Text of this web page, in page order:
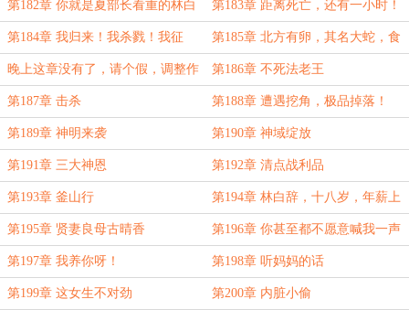
第182章 你就是夏部长看重的林白
辞？
第183章 距离死亡，还有一小时！
第184章 我归来！我杀戮！我征
服！
第185章 北方有卵，其名大蛇，食
之，得蛇骨柔身！
晚上这章没有了，请个假，调整作
息！
第186章 不死法老王
第187章 击杀 第188章 遭遇挖角，极品掉落！
第189章 神明来袭 第190章 神域绽放
第191章 三大神恩 第192章 清点战利品
第193章 釜山行 第194章 林白辞，十八岁，年薪上
亿！
第195章 贤妻良母古晴香 第196章 你甚至都不愿意喊我一声
辅导员！
第197章 我养你呀！ 第198章 听妈妈的话
第199章 这女生不对劲 第200章 内脏小偷